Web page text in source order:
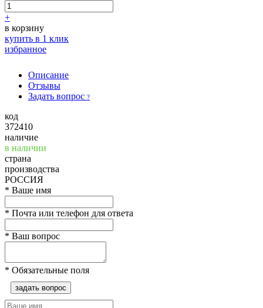
+
в корзину
купить в 1 клик
избранное
Описание
Отзывы
Задать вопрос ?
код
372410
наличие
в наличии
страна
производства
РОССИЯ
* Ваше имя
* Почта или телефон для ответа
* Ваш вопрос
* Обязательные поля
задать вопрос